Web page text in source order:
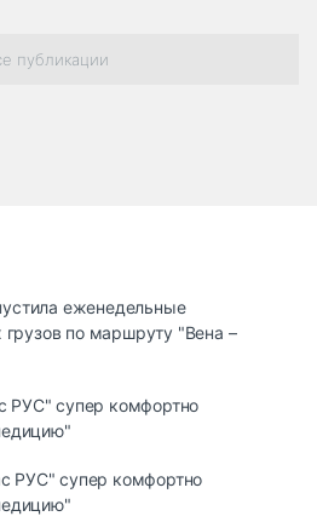
публикации
еженедельные
грузов по маршруту "Вена –
РУС" супер комфортно
РУС" супер комфортно